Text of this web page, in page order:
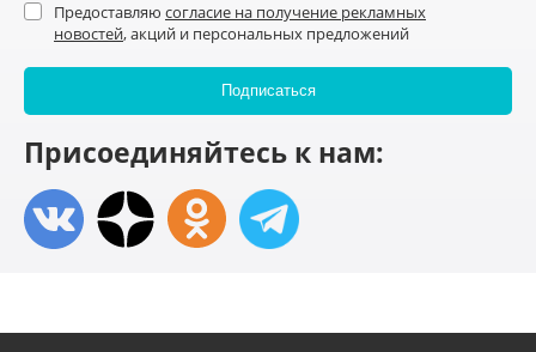
Предоставляю согласие на получение рекламных
новостей, акций и персональных предложений
Присоединяйтесь к нам: